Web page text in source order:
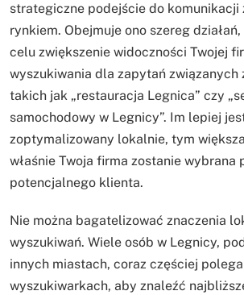
strategiczne podejście do komunikacji
rynkiem. Obejmuje ono szereg
celu zwiększenie widoczności Twojej
wyszukiwania dla zapytań związanych
takich jak „restauracja Legnica” czy
samochodowy w Legnicy”. Im lepiej
zoptymalizowany lokalnie, tym
właśnie Twoja firma zostanie wybrana
potencjalnego klienta.
Nie można bagatelizować znaczenia
wyszukiwań. Wiele osób w Legnicy,
innych miastach, coraz częściej
wyszukiwarkach, aby znaleźć